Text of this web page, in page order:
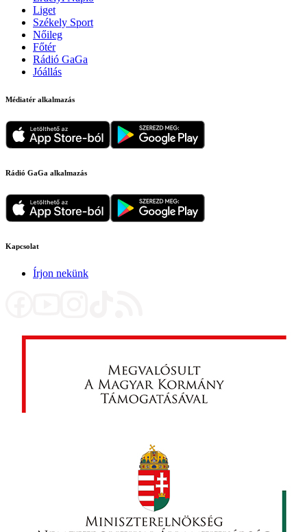
Liget
Székely Sport
Nőileg
Főtér
Rádió GaGa
Jóállás
Médiatér alkalmazás
Rádió GaGa alkalmazás
Kapcsolat
Írjon nekünk